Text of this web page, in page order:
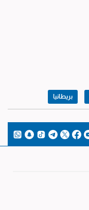
بريطانيا